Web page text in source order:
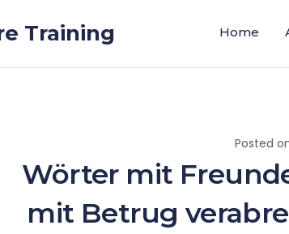
Training Home
Posted
Wörter mit
mit Betrug